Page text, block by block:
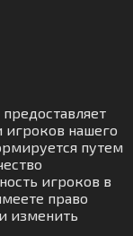
игроков нашего
путем
игроков в
право
изменить